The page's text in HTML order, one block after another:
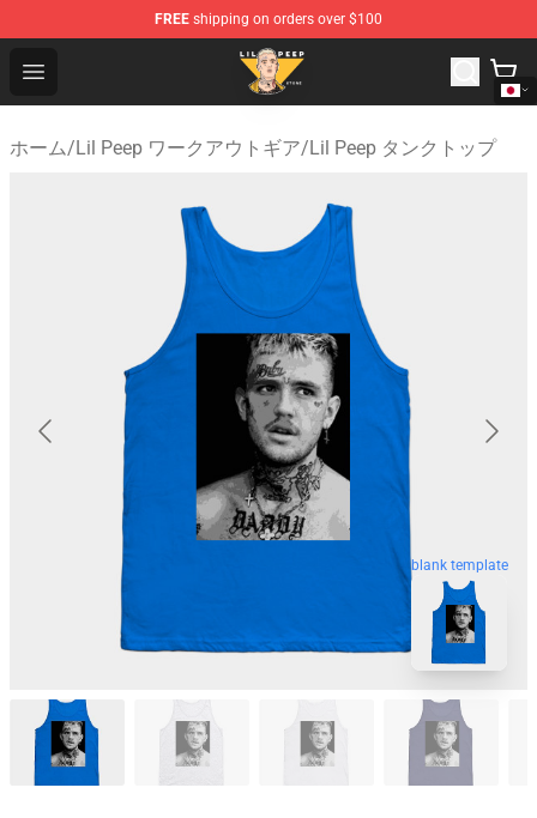
FREE shipping on orders over $100
Open menu
Lil Peep Store - Official Lil Peep Merchandise Shop
ホーム/Lil Peep ワークアウトギア/Lil Peep タンクトップ
blank template